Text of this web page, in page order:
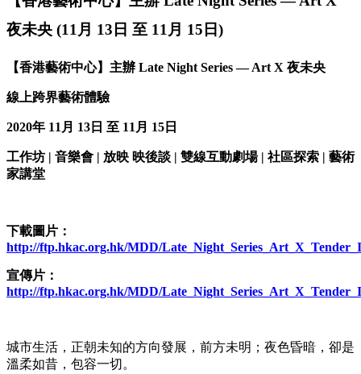
夜未央 (11月 13日 至 11月 15日)
【香港藝術中心】主辦 Late Night Series—Art X 夜未央
線上跨界藝術體驗
2020年 11 月 13 日 至 11 月 15 日
工作坊 | 音樂會 | 放映 映後談 | 雙線互動劇場| 社區探索 | 藝術
家講堂
下載圖片：
http://ftp.hkac.org.hk/MDD/
宣傳片：
http://ftp.hkac.org.hk/MDD/
城市生活，正朝未知的方向發展，前方未明；夜色昏暗，卻是
溫柔如昔，包容一切。